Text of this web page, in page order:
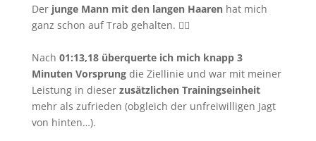
Derjunge Mann mit den langen Haaren hat mich
ganz schon auf Trab gehalten. 🤦‍♀️
Nach 01:13,18 überquerte ich mich knapp 3
Minuten Vorsprungdie Ziellinie und war mit meiner
Leistung in dieser zusätzlichen Trainingseinheit
mehr als zufrieden (obgleich der unfreiwilligen Jagt
von hinten…).